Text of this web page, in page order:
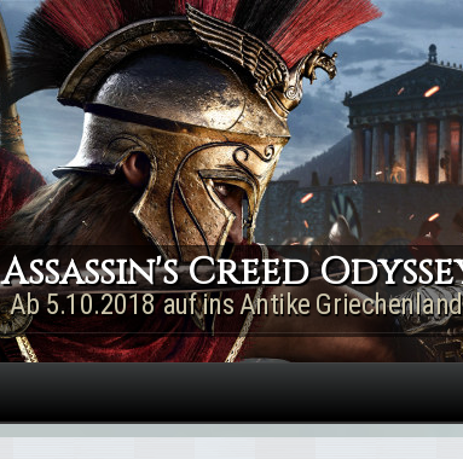
Direkt zum Inhalt
Assassin's Creed Rogue
Remastered
Jetzt für PS4 & Xbox One!